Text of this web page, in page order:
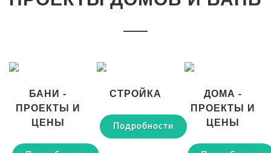
БАНИ -
ПРОЕКТЫ И
ЦЕНЫ
СТРОЙКА
Подробности
ДОМА -
ПРОЕКТЫ И
ЦЕНЫ